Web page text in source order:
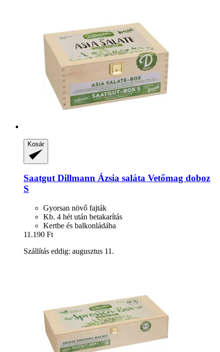
Kosár
Saatgut Dillmann Ázsia saláta Vetőmag doboz
S
Gyorsan növő fajták
Kb. 4 hét után betakarítás
Kertbe és balkonládába
11.190 Ft
Szállítás eddig: augusztus 11.